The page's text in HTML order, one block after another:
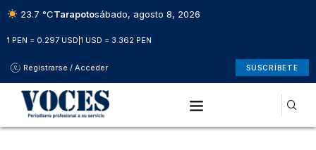
23.7 °CTarapotosábado, agosto 8, 2026
1 PEN = 0.297 USD 1 USD = 3.362 PEN
Registrarse / Acceder SUSCRÍBETE